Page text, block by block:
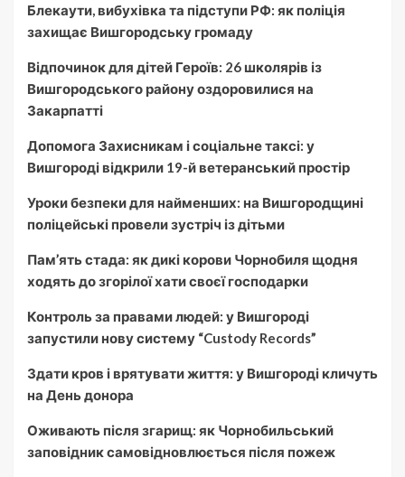
Блекаути, вибухівка та підступи РФ: як поліція
захищає Вишгородську громаду
Відпочинок для дітей Героїв: 26 школярів із
Вишгородського району оздоровилися на
Закарпатті
Допомога Захисникам і соціальне таксі: у
Вишгороді відкрили 19-й ветеранський простір
Уроки безпеки для найменших: на Вишгородщині
поліцейські провели зустріч із дітьми
Пам’ять стада: як дикі корови Чорнобиля щодня
ходять до згорілої хати своєї господарки
Контроль за правами людей: у Вишгороді
запустили нову систему “Custody Records”
Здати кров і врятувати життя: у Вишгороді кличуть
на День донора
Оживають після згарищ: як Чорнобильський
заповідник самовідновлюється після пожеж